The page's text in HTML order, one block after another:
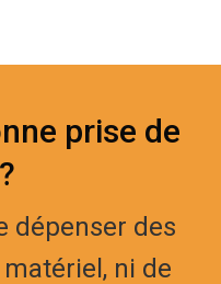
prise de
dépenser des
ni de